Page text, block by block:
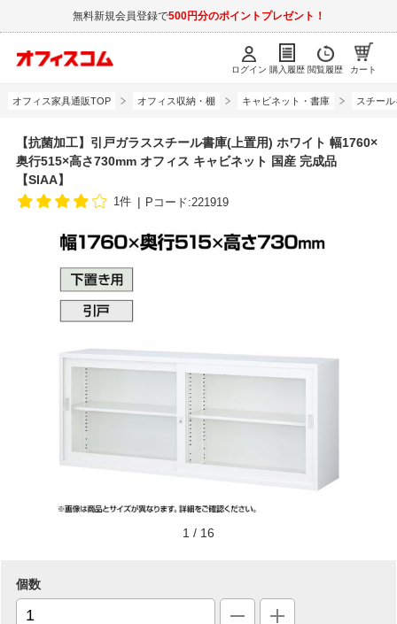
無料新規会員登録で500円分のポイントプレゼント！
ログイン 購入履歴 閲覧履歴 カート
オフィス家具通販TOP オフィス収納・棚 キャビネット・書庫 スチー
【抗菌加工】引戸ガラススチール書庫(上置用) ホワイト 幅1760×
奥行515×高さ730mm オフィス キャビネット 国産 完成品
【SIAA】
1件 Pコード:221919
1 / 16
個数